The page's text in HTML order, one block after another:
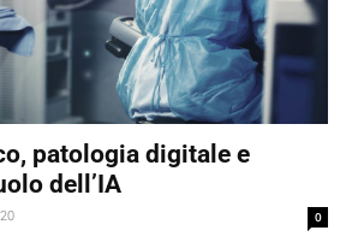
patologia digitale e
dell’IA
0